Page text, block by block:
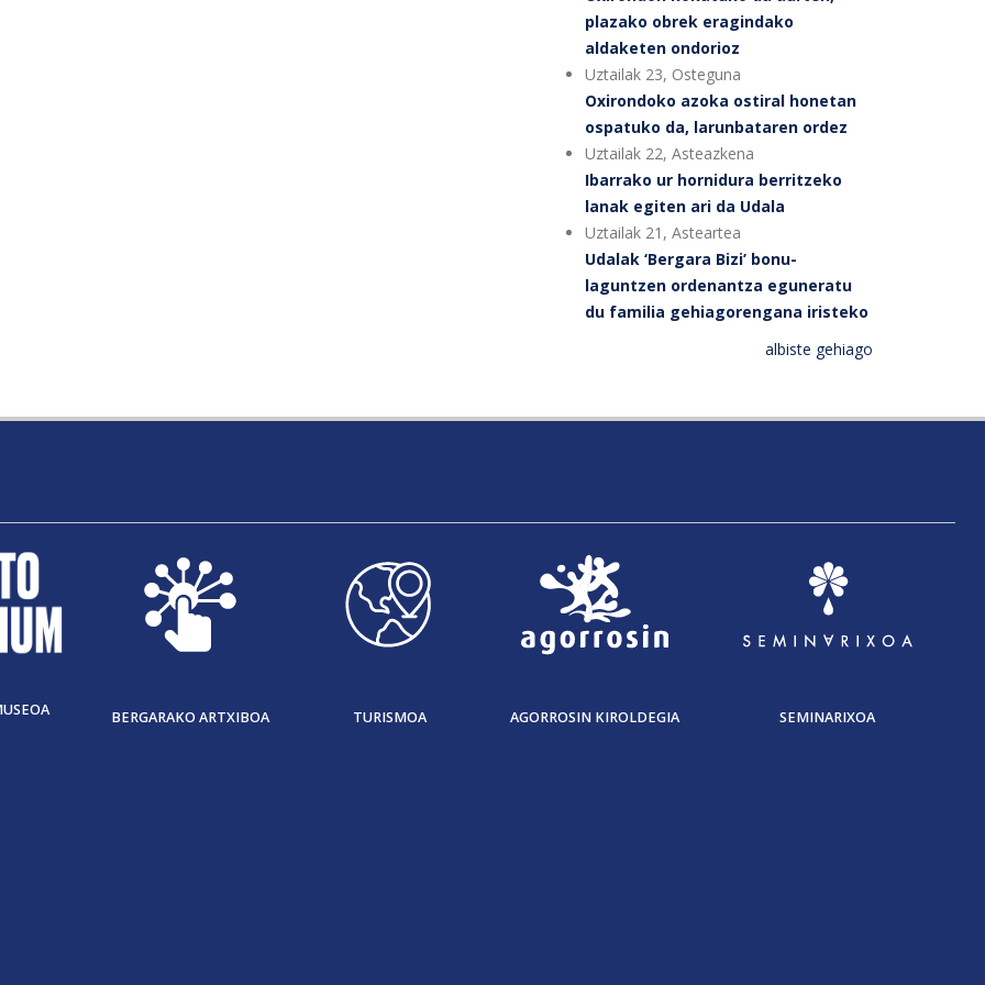
plazako obrek eragindako
aldaketen ondorioz
Uztailak 23, Osteguna
Oxirondoko azoka ostiral honetan
ospatuko da, larunbataren ordez
Uztailak 22, Asteazkena
Ibarrako ur hornidura berritzeko
lanak egiten ari da Udala
Uztailak 21, Asteartea
Udalak ‘Bergara Bizi’ bonu-
laguntzen ordenantza eguneratu
du familia gehiagorengana iristeko
albiste gehiago
BERGARAKO ARTXIBOA TURISMOA AGORROSIN KIROLDEGIA SEMINARIXOA